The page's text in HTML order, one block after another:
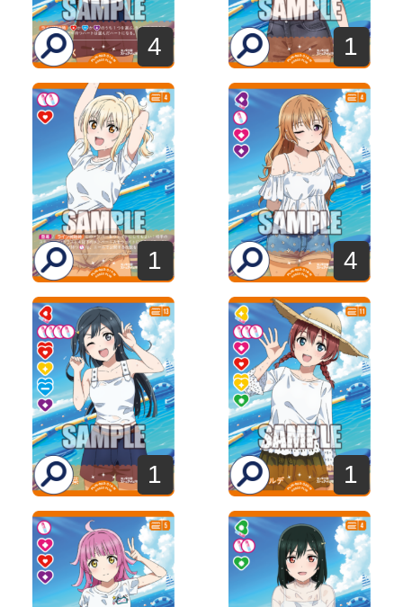
4 1
1 4
1 1